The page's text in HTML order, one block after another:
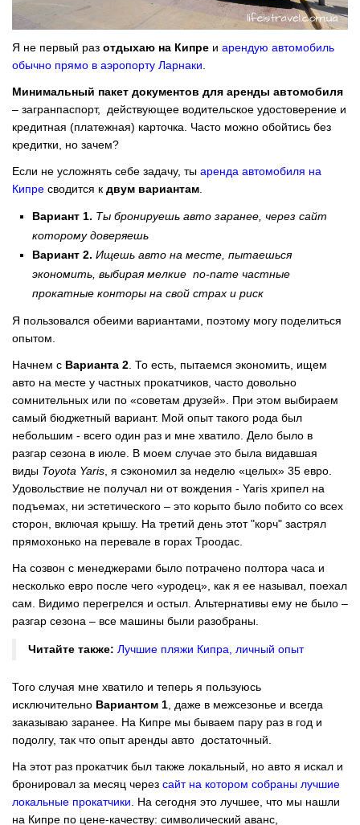
Я не первый раз отдыхаю на Кипре и арендую автомобиль
обычно прямо в аэропорту Ларнаки.
Минимальный пакет документов для аренды автомобиля
– загранпаспорт, действующее водительское удостоверение и
кредитная (платежная) карточка. Часто можно обойтись без
кредитки, но зачем?
Если не усложнять себе задачу, ты аренда автомобиля на
Кипре сводится к двум вариантам.
Вариант 1. Ты бронируешь авто заранее, через сайт
которому доверяешь
Вариант 2. Ищешь авто на месте, пытаешься
экономить, выбирая мелкие no-name частные
прокатные конторы на свой страх и риск
Я пользовался обеими вариантами, поэтому могу поделиться
опытом.
Начнем с Варианта 2. То есть, пытаемся экономить, ищем
авто на месте у частных прокатчиков, часто довольно
сомнительных или по «советам друзей». При этом выбираем
самый бюджетный вариант. Мой опыт такого рода был
небольшим - всего один раз и мне хватило. Дело было в
разгар сезона в июле. В моем случае это была видавшая
виды Toyota Yaris, я сэкономил за неделю «целых» 35 евро.
Удовольствие не получал ни от вождения - Yaris хрипел на
подъемах, ни эстетического – это корыто было побито со всех
сторон, включая крышу. На третий день этот "корч" застрял
прямохонько на перевале в горах Троодас.
На созвон с менеджерами было потрачено полтора часа и
несколько евро после чего «уродец», как я ее называл, поехал
сам. Видимо перегрелся и остыл. Альтернативы ему не было –
разгар сезона – все машины были разобраны.
Читайте также: Лучшие пляжи Кипра, личный опыт
Того случая мне хватило и теперь я пользуюсь
исключительно Вариантом 1, даже в межсезонье и всегда
заказываю заранее. На Кипре мы бываем пару раз в год и
подолгу, так что опыт аренды авто достаточный.
На этот раз прокатчик был также локальный, но авто я искал и
бронировал за месяц через сайт на котором собраны лучшие
локальные прокатчики. На сегодня это лучшее, что мы нашли
на Кипре по цене-качеству: символический аванс,